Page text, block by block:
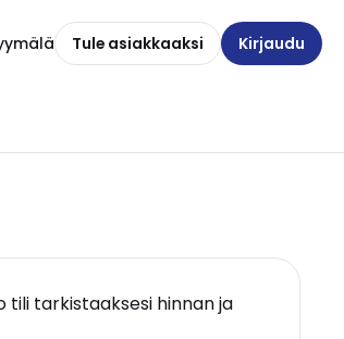
Tule asiakkaaksi Kirjaudu
tili tarkistaaksesi hinnan ja